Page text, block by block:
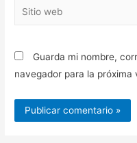
Sitio
Guarda mi nombre,
navegador para la próxima